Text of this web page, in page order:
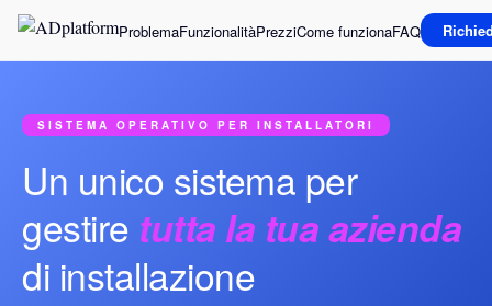
ProblemaFunzionalitàPrezziCome funzionaFAQ
SISTEMA OPERATIVO PER INSTALLATORI
Un unico sistema per
gestire tutta la tua azienda
di installazione